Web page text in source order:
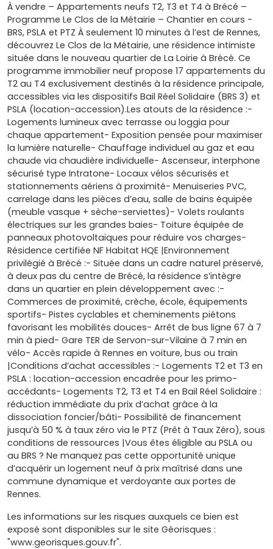
À vendre – Appartements neufs T2, T3 et T4 à Brécé –
Programme Le Clos de la Métairie – Chantier en cours -
BRS, PSLA et PTZ À seulement 10 minutes à l’est de Rennes,
découvrez Le Clos de la Métairie, une résidence intimiste
située dans le nouveau quartier de La Loirie à Brécé. Ce
programme immobilier neuf propose 17 appartements du
T2 au T4 exclusivement destinés à la résidence principale,
accessibles via les dispositifs Bail Réel Solidaire (BRS 3) et
PSLA (location-accession).Les atouts de la résidence :-
Logements lumineux avec terrasse ou loggia pour
chaque appartement- Exposition pensée pour maximiser
la lumière naturelle- Chauffage individuel au gaz et eau
chaude via chaudière individuelle- Ascenseur, interphone
sécurisé type Intratone- Locaux vélos sécurisés et
stationnements aériens à proximité- Menuiseries PVC,
carrelage dans les pièces d’eau, salle de bains équipée
(meuble vasque + sèche-serviettes)- Volets roulants
électriques sur les grandes baies- Toiture équipée de
panneaux photovoltaïques pour réduire vos charges-
Résidence certifiée NF Habitat HQE |Environnement
privilégié à Brécé :- Située dans un cadre naturel préservé,
à deux pas du centre de Brécé, la résidence s’intègre
dans un quartier en plein développement avec :-
Commerces de proximité, crèche, école, équipements
sportifs- Pistes cyclables et cheminements piétons
favorisant les mobilités douces- Arrêt de bus ligne 67 à 7
min à pied- Gare TER de Servon-sur-Vilaine à 7 min en
vélo- Accès rapide à Rennes en voiture, bus ou train
|Conditions d’achat accessibles :- Logements T2 et T3 en
PSLA : location-accession encadrée pour les primo-
accédants- Logements T2, T3 et T4 en Bail Réel Solidaire :
réduction immédiate du prix d’achat grâce à la
dissociation foncier/bâti- Possibilité de financement
jusqu’à 50 % à taux zéro via le PTZ (Prêt à Taux Zéro), sous
conditions de ressources |Vous êtes éligible au PSLA ou
au BRS ? Ne manquez pas cette opportunité unique
d’acquérir un logement neuf à prix maîtrisé dans une
commune dynamique et verdoyante aux portes de
Rennes.
Les informations sur les risques auxquels ce bien est
exposé sont disponibles sur le site Géorisques :
"www.georisques.gouv.fr".